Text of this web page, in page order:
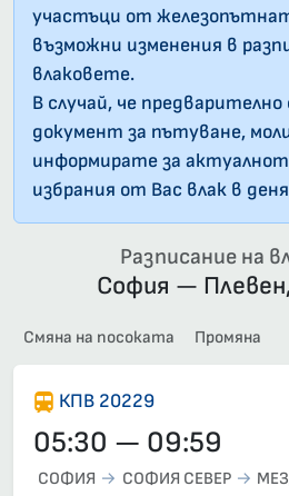
участъци от
възможни изменения в
влаковете.
В случай, че
документ за пътуване,
информирате за
избрания от Вас влак в
Разписание на
София —
Смяна на посоката Промяна
КПВ 20229
05:30 — 09:59
СОФИЯ СОФИЯ СЕВЕР